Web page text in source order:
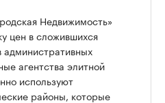
Недвижимость»
цен в сложившихся
административных
агентства элитной
используют
районы, которые